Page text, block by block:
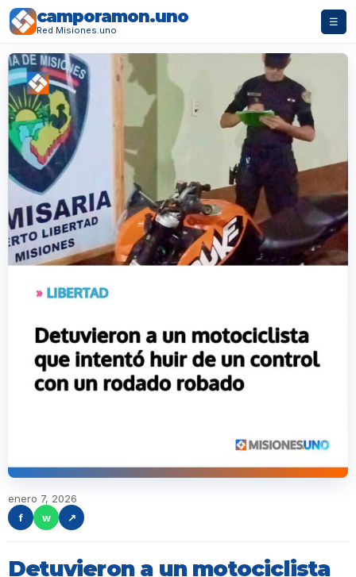
camporamon.uno
Red Misiones.uno
☰
enero 7, 2026
f
w ↗
Detuvieron a un motociclista